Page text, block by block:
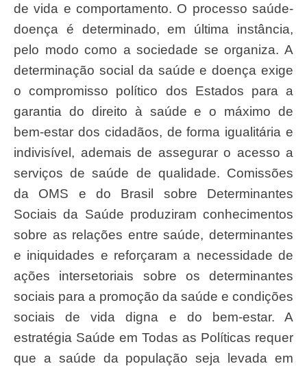
de vida e comportamento. O processo saúde-
doença é determinado, em última instância,
pelo modo como a sociedade se organiza. A
determinação social da saúde e doença exige
o compromisso político dos Estados para a
garantia do direito à saúde e o máximo de
bem-estar dos cidadãos, de forma igualitária e
indivisível, ademais de assegurar o acesso a
serviços de saúde de qualidade. Comissões
da OMS e do Brasil sobre Determinantes
Sociais da Saúde produziram conhecimentos
sobre as relações entre saúde, determinantes
e iniquidades e reforçaram a necessidade de
ações intersetoriais sobre os determinantes
sociais para a promoção da saúde e condições
sociais de vida digna e do bem-estar. A
estratégia Saúde em Todas as Políticas requer
que a saúde da população seja levada em